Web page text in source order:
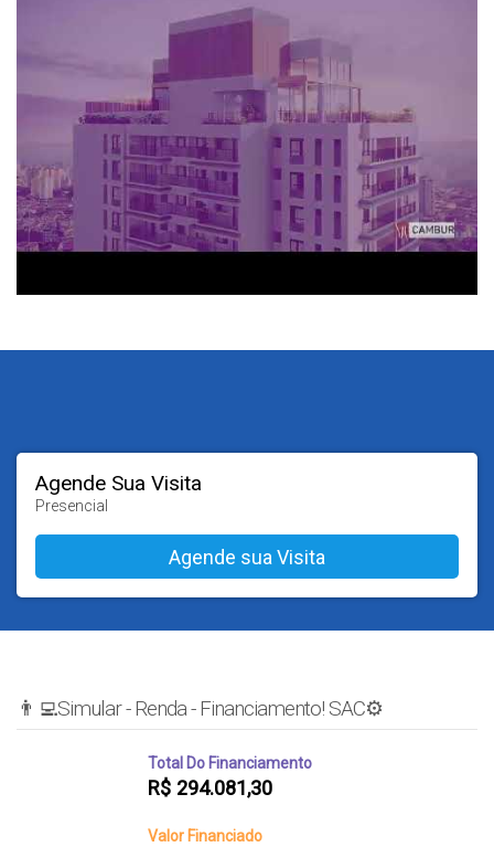
Agende Sua Visita
Presencial
👨‍💻Simular - Renda - Financiamento! SAC⚙️
Total Do Financiamento
R$ 294.081,30
Valor Financiado